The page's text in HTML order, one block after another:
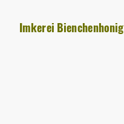
Imkerei Bienchenhonig